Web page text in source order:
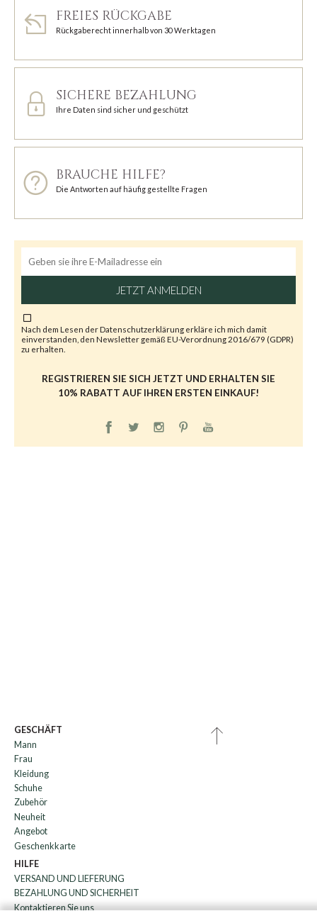
FREIES RÜCKGABE
Rückgaberecht innerhalb von 30 Werktagen
SICHERE BEZAHLUNG
Ihre Daten sind sicher und geschützt
BRAUCHE HILFE?
Die Antworten auf häufig gestellte Fragen
JETZT ANMELDEN
Nach dem Lesen derDatenschutzerklärung erkläre ich mich damit
einverstanden, den Newsletter gemäß EU-Verordnung 2016/679 (GDPR)
zu erhalten.
REGISTRIEREN SIE SICH JETZT UND ERHALTEN SIE
10% RABATT AUF IHREN ERSTEN EINKAUF!
GESCHÄFT
Mann
Frau
Kleidung
Schuhe
Zubehör
Neuheit
Angebot
Geschenkkarte
HILFE
VERSAND UND LIEFERUNG
BEZAHLUNG UND SICHERHEIT
Kontaktieren Sie uns